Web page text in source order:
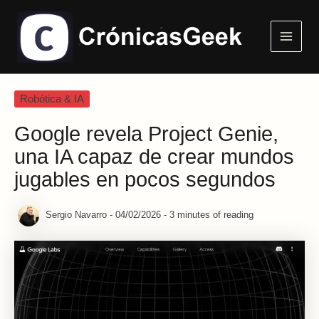
contenido
Menu
Robótica & IA
Google revela Project Genie,
una IA capaz de crear mundos
jugables en pocos segundos
Sergio Navarro - 04/02/2026 - 3 minutes of reading